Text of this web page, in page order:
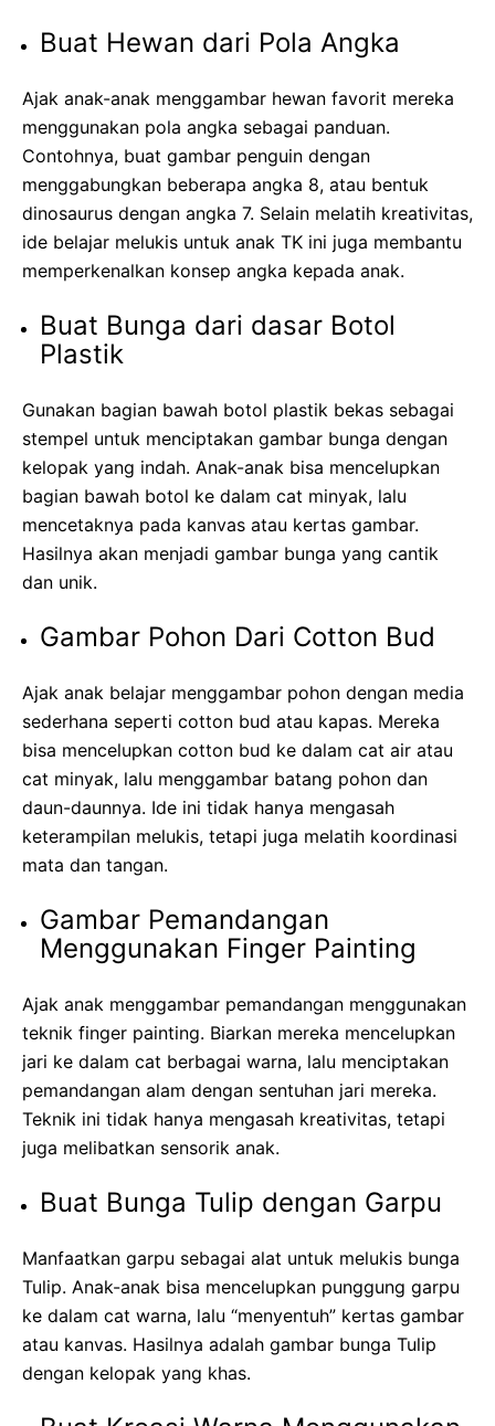
Buat Hewan dari Pola Angka
Ajak anak-anak menggambar hewan favorit mereka
menggunakan pola angka sebagai panduan.
Contohnya, buat gambar penguin dengan
menggabungkan beberapa angka 8, atau bentuk
dinosaurus dengan angka 7. Selain melatih kreativitas,
ide belajar melukis untuk anak TK ini juga membantu
memperkenalkan konsep angka kepada anak.
Buat Bunga dari dasar Botol
Plastik
Gunakan bagian bawah botol plastik bekas sebagai
stempel untuk menciptakan gambar bunga dengan
kelopak yang indah. Anak-anak bisa mencelupkan
bagian bawah botol ke dalam cat minyak, lalu
mencetaknya pada kanvas atau kertas gambar.
Hasilnya akan menjadi gambar bunga yang cantik
dan unik.
Gambar Pohon Dari Cotton Bud
Ajak anak belajar menggambar pohon dengan media
sederhana seperti cotton bud atau kapas. Mereka
bisa mencelupkan cotton bud ke dalam cat air atau
cat minyak, lalu menggambar batang pohon dan
daun-daunnya. Ide ini tidak hanya mengasah
keterampilan melukis, tetapi juga melatih koordinasi
mata dan tangan.
Gambar Pemandangan
Menggunakan Finger Painting
Ajak anak menggambar pemandangan menggunakan
teknik finger painting. Biarkan mereka mencelupkan
jari ke dalam cat berbagai warna, lalu menciptakan
pemandangan alam dengan sentuhan jari mereka.
Teknik ini tidak hanya mengasah kreativitas, tetapi
juga melibatkan sensorik anak.
Buat Bunga Tulip dengan Garpu
Manfaatkan garpu sebagai alat untuk melukis bunga
Tulip. Anak-anak bisa mencelupkan punggung garpu
ke dalam cat warna, lalu “menyentuh” kertas gambar
atau kanvas. Hasilnya adalah gambar bunga Tulip
dengan kelopak yang khas.